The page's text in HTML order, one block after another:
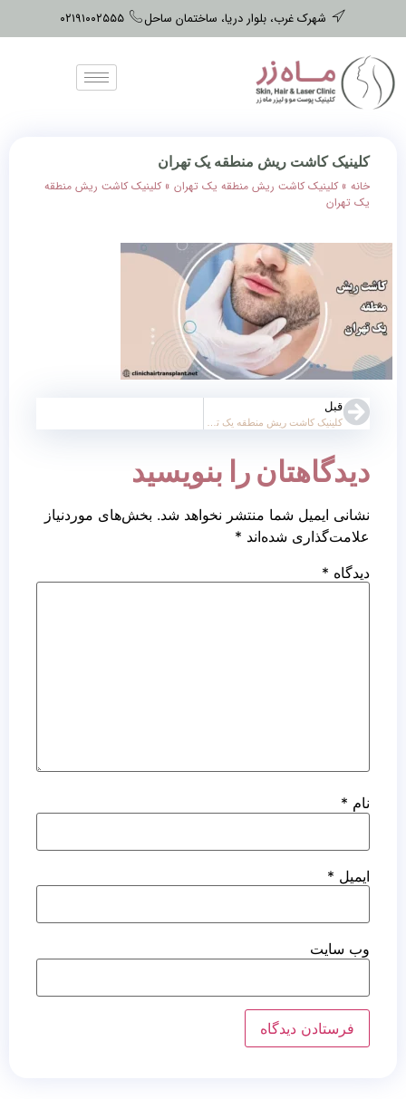
شهرک غرب، بلوار دریا، ساختمان ساحل ۰۲۱۹۱۰۰۲۵۵۵
کلینیک کاشت ریش منطقه یک تهران
خانه »کلینیک کاشت ریش منطقه یک تهران »کلینیک کاشت ریش منطقه
یک تهران
قبل
دیدگاهتان را بنویسید
نشانی ایمیل شما منتشر نخواهد شد. بخش‌های موردنیاز
علامت‌گذاری شده‌اند *
دیدگاه *
نام *
ایمیل *
وب‌ سایت